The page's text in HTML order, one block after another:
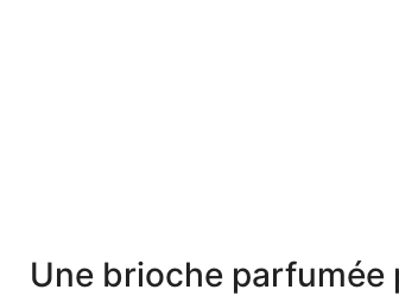
Une brioche parfumée